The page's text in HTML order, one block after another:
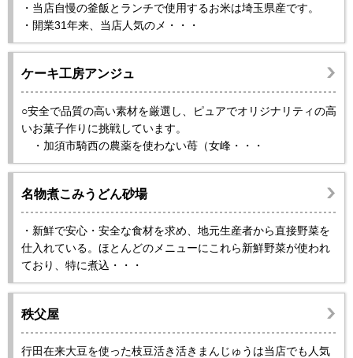
・当店自慢の釜飯とランチで使用するお米は埼玉県産です。
・開業31年来、当店人気のメ・・・
ケーキ工房アンジュ
○安全で品質の高い素材を厳選し、ピュアでオリジナリティの高
いお菓子作りに挑戦しています。
・加須市騎西の農薬を使わない苺（女峰・・・
名物煮こみうどん砂場
・新鮮で安心・安全な食材を求め、地元生産者から直接野菜を
仕入れている。ほとんどのメニューにこれら新鮮野菜が使われ
ており、特に煮込・・・
秩父屋
行田在来大豆を使った枝豆活き活きまんじゅうは当店でも人気